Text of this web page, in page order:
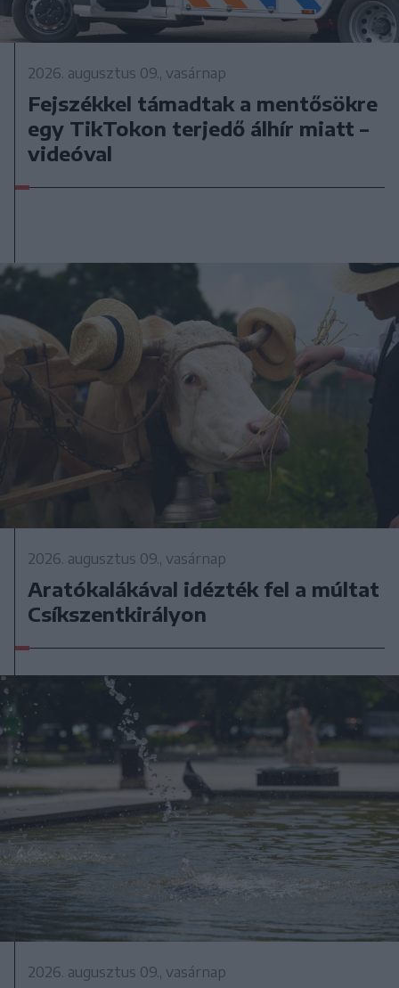
2026. augusztus 09., vasárnap
Fejszékkel támadtak a mentősökre
egy TikTokon terjedő álhír miatt –
videóval
2026. augusztus 09., vasárnap
Aratókalákával idézték fel a múltat
Csíkszentkirályon
2026. augusztus 09., vasárnap